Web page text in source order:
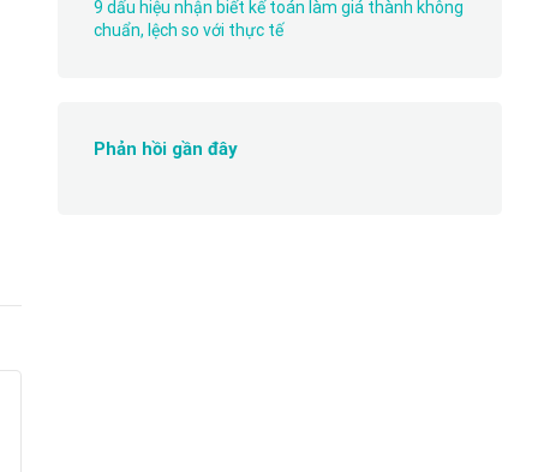
9 dấu hiệu nhận biết kế toán làm giá thành không
chuẩn, lệch so với thực tế
Phản hồi gần đây